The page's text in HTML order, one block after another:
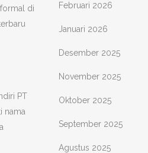
di
PT
nama
Februari 2026
Januari 2026
Desember 2025
November 2025
Oktober 2025
September 2025
Agustus 2025